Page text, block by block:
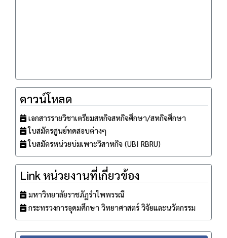
ดาวน์โหลด
เอกสารรายวิชาเตรียมสหกิจสหกิจศึกษา/สหกิจศึกษา
ใบสมัครศูนย์ทดสอบต่างๆ
ใบสมัครหน่วยบ่มเพาะวิสาหกิจ (UBI RBRU)
Link หน่วยงานที่เกี่ยวข้อง
มหาวิทยาลัยราชภัฏรำไพพรรณี
กระทรวงการอุดมศึกษา วิทยาศาสตร์ วิจัยและนวัตกรรม